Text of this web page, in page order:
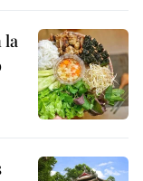
la